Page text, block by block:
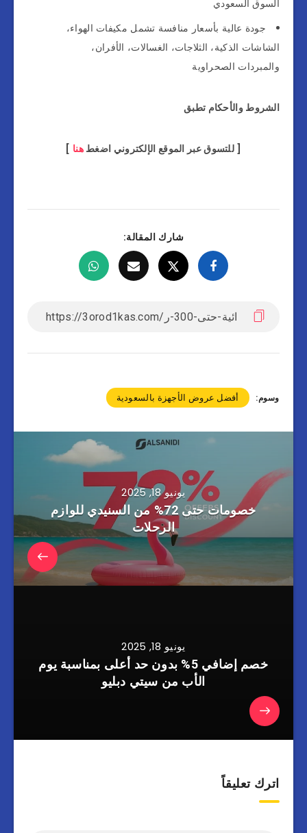
السوق السعودي
جودة عالية بأسعار منافسة تشمل مكيفات الهواء،
الشاشات الذكية، الثلاجات، الغسالات، الأفران،
والمبردات الصحراوية
الشروط والأحكام تطبق
[ للتسوق عبر الموقع الإلكتروني اضغطهنا ]
شارك المقالة:
وسوم: أفضل عروض الأجهزة بالسعودية
يونيو 18, 2025
خصومات حتى 72% من السنيدي للوازم
الرحلات
يونيو 18, 2025
خصم إضافي 5% بدون حد أعلى بمناسبة يوم
الأب من سيتي دبليو
اترك تعليقاً